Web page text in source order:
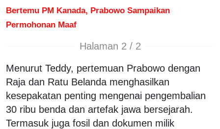
Bertemu PM Kanada, Prabowo Sampaikan
Permohonan Maaf
Halaman 2 / 2
Menurut Teddy, pertemuan Prabowo dengan
Raja dan Ratu Belanda menghasilkan
kesepakatan penting mengenai pengembalian
30 ribu benda dan artefak jawa bersejarah.
Termasuk juga fosil dan dokumen milik